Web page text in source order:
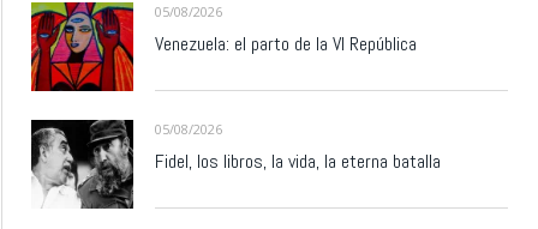
05/08/2026
Venezuela: el parto de la VI República
05/08/2026
Fidel, los libros, la vida, la eterna batalla